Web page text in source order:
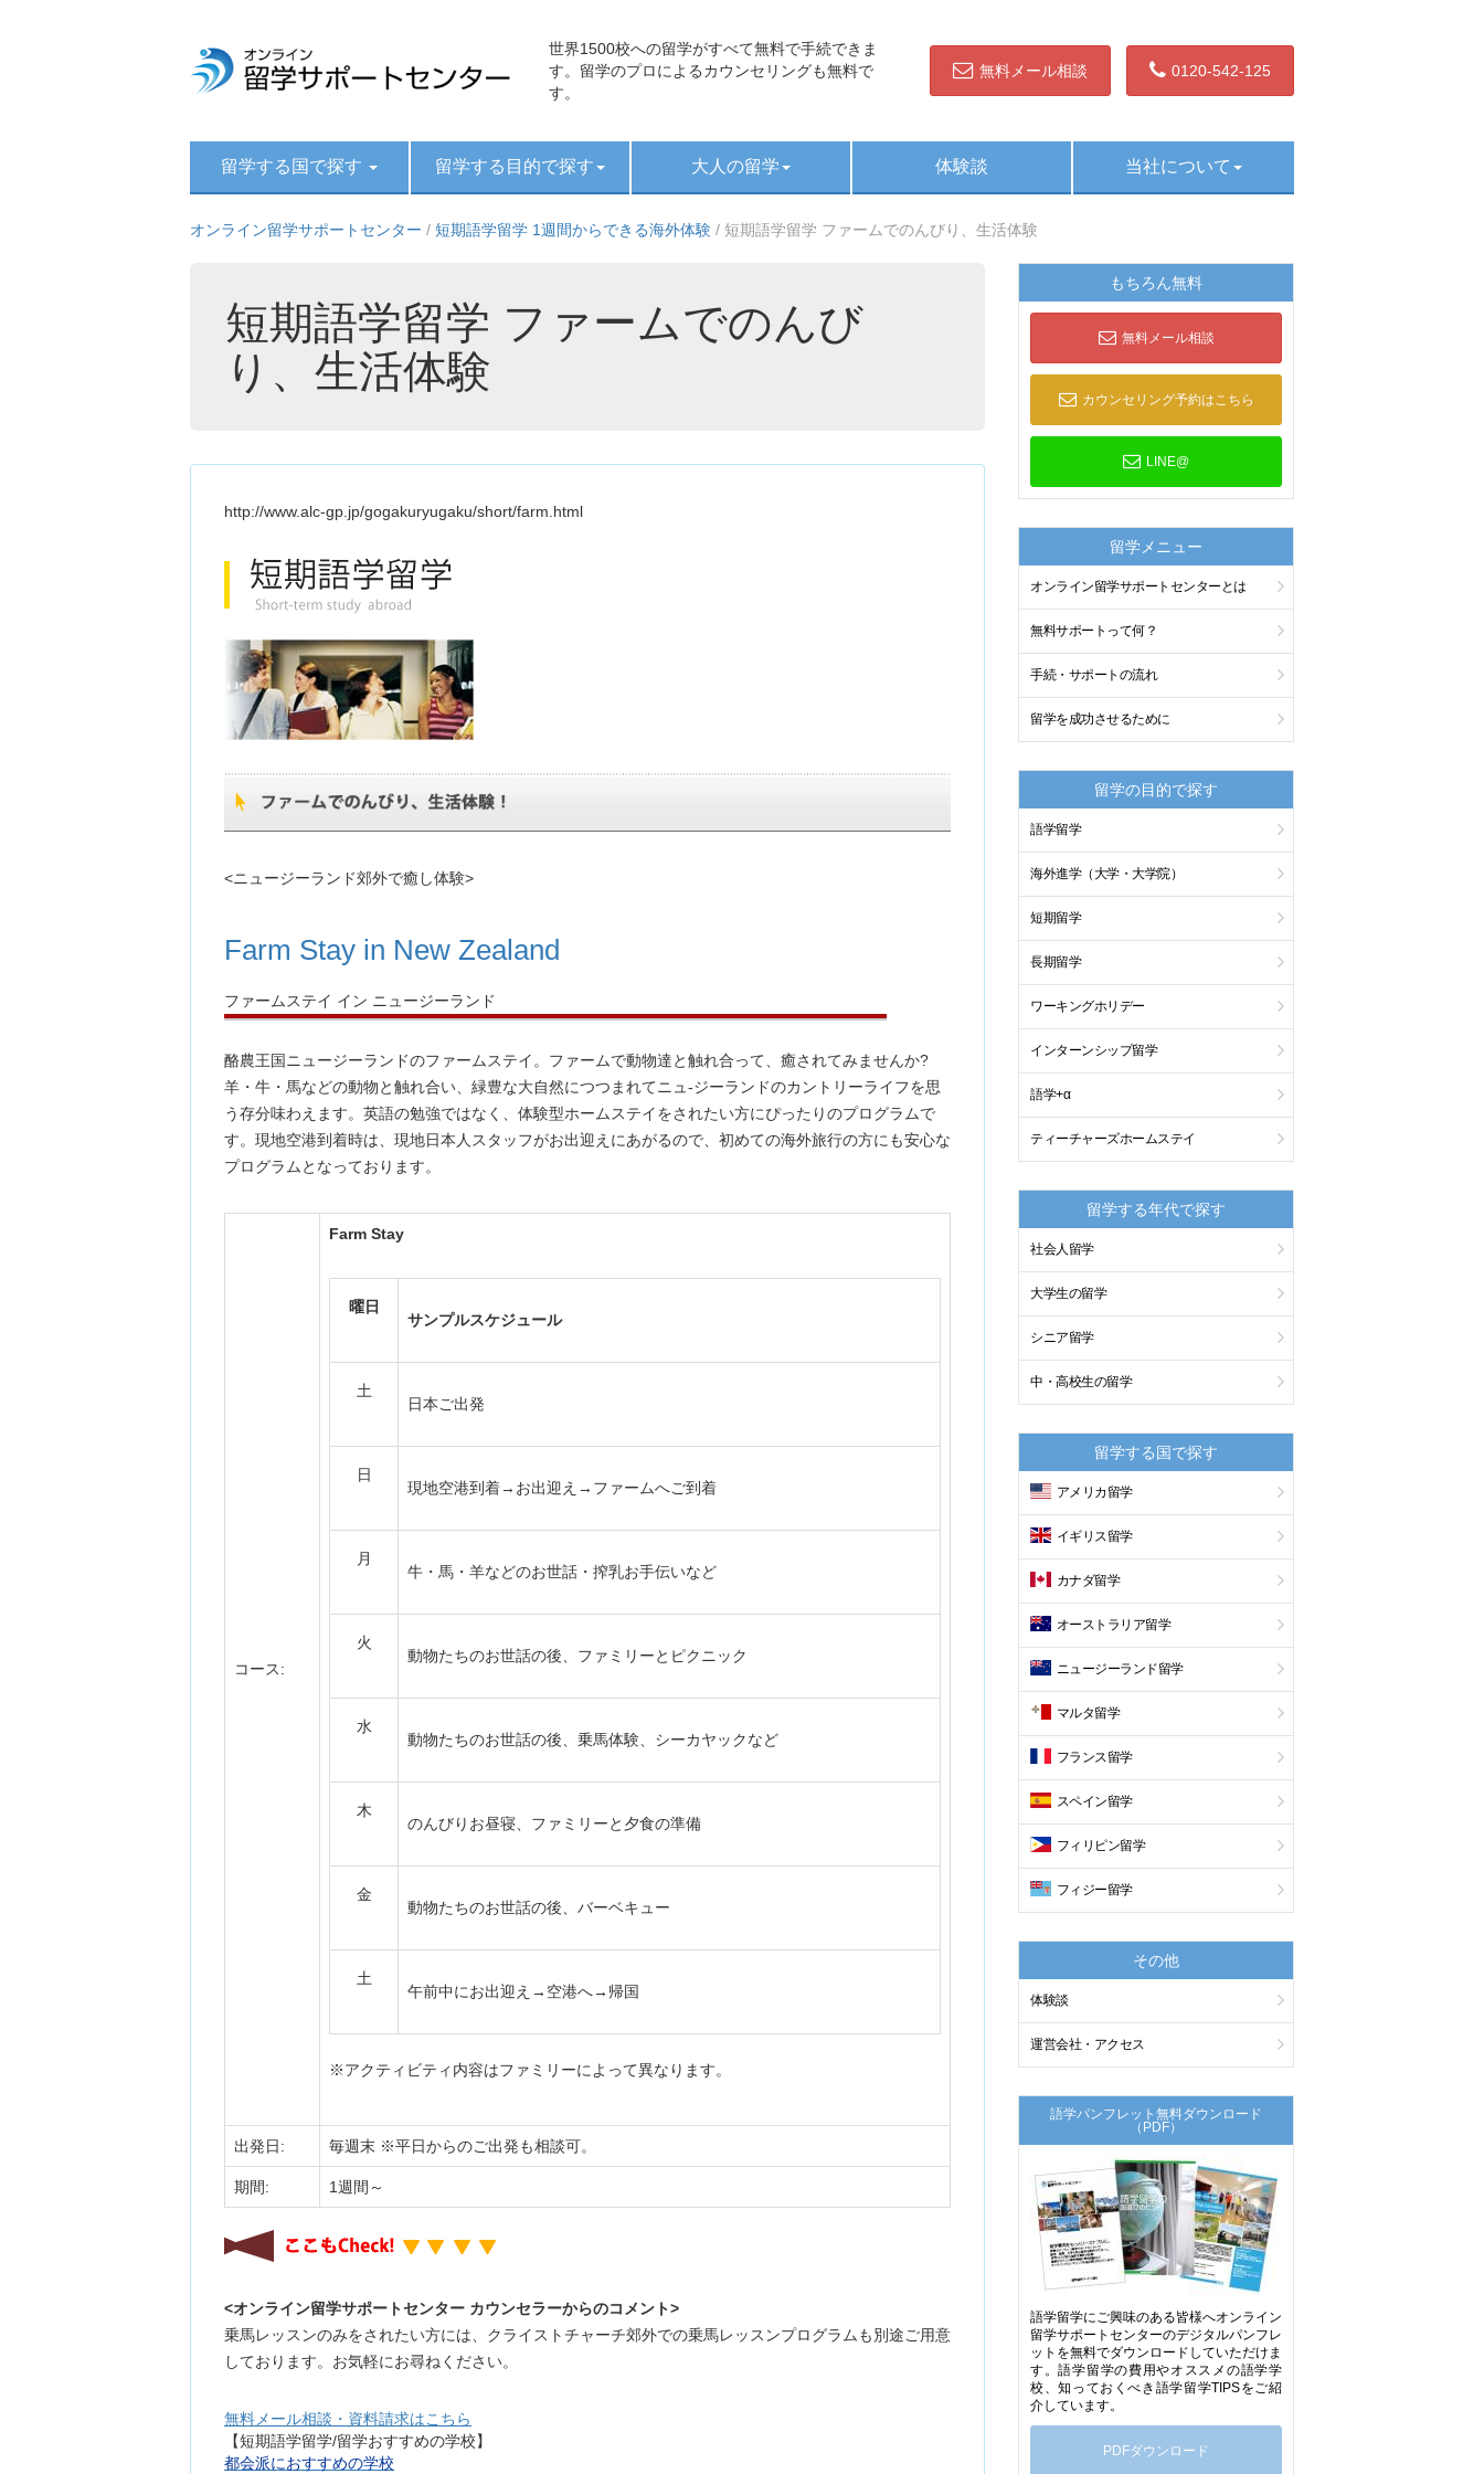
世界1500校への留学がすべて無料で手続できま
す。留学のプロによるカウンセリングも無料で
す。
無料メール相談 0120-542-125
留学する国で探す 留学する目的で探す 大人の留学 体験談 当社について
オンライン留学サポートセンター / 短期語学留学 1週間からできる海外体験 / 短期語学留学 ファームでのんびり、生活体験
短期語学留学 ファームでのんび
り、生活体験
http://www.alc-gp.jp/gogakuryugaku/short/farm.html
<ニュージーランド郊外で癒し体験>
Farm Stay in New Zealand
ファームステイ イン ニュージーランド
酪農王国ニュージーランドのファームステイ。ファームで動物達と触れ合って、癒されてみませんか?
羊・牛・馬などの動物と触れ合い、緑豊な大自然につつまれてニュ-ジーランドのカントリーライフを思
う存分味わえます。英語の勉強ではなく、体験型ホームステイをされたい方にぴったりのプログラムで
す。現地空港到着時は、現地日本人スタッフがお出迎えにあがるので、初めての海外旅行の方にも安心な
プログラムとなっております。
コース:
Farm Stay
曜日
サンプルスケジュール
土
日本ご出発
日
現地空港到着→お出迎え→ファームへご到着
月
牛・馬・羊などのお世話・搾乳お手伝いなど
火
動物たちのお世話の後、ファミリーとピクニック
水
動物たちのお世話の後、乗馬体験、シーカヤックなど
木
のんびりお昼寝、ファミリーと夕食の準備
金
動物たちのお世話の後、バーベキュー
土
午前中にお出迎え→空港へ→帰国
※アクティビティ内容はファミリーによって異なります。
出発日: 毎週末 ※平日からのご出発も相談可。
期間: 1週間～
<オンライン留学サポートセンター カウンセラーからのコメント>
乗馬レッスンのみをされたい方には、クライストチャーチ郊外での乗馬レッスンプログラムも別途ご用意
しております。お気軽にお尋ねください。
無料メール相談・資料請求はこちら
【短期語学留学/留学おすすめの学校】
都会派におすすめの学校
もちろん無料
無料メール相談
カウンセリング予約はこちら
LINE@
留学メニュー
オンライン留学サポートセンターとは
無料サポートって何？
手続・サポートの流れ
留学を成功させるために
留学の目的で探す
語学留学
海外進学（大学・大学院）
短期留学
長期留学
ワーキングホリデー
インターンシップ留学
語学+α
ティーチャーズホームステイ
留学する年代で探す
社会人留学
大学生の留学
シニア留学
中・高校生の留学
留学する国で探す
アメリカ留学
イギリス留学
カナダ留学
オーストラリア留学
ニュージーランド留学
マルタ留学
フランス留学
スペイン留学
フィリピン留学
フィジー留学
その他
体験談
運営会社・アクセス
語学パンフレット無料ダウンロード
（PDF）
語学留学にご興味のある皆様へオンライン
留学サポートセンターのデジタルパンフレ
ットを無料でダウンロードしていただけま
す。語学留学の費用やオススメの語学学
校、知っておくべき語学留学TIPSをご紹
介しています。
PDFダウンロード